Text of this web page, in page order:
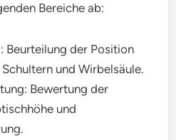
Bereiche ab:
Beurteilung der Position
und Wirbelsäule.
Bewertung der
und